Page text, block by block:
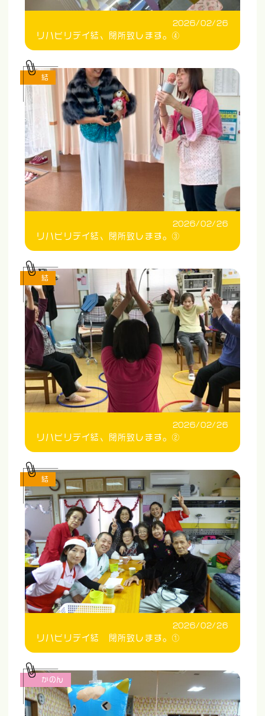
2026/02/26
リハビリデイ結、閉所致します。④
2026/02/26
リハビリデイ結、閉所致します。③
結
2026/02/26
リハビリデイ結、閉所致します。②
結
2026/02/26
リハビリデイ結 閉所致します。①
結
かのん